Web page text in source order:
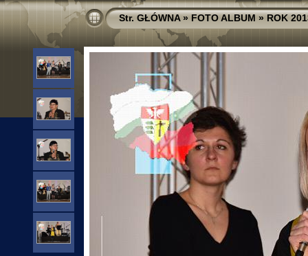
Str. GŁÓWNA»FOTO ALBUM»ROK